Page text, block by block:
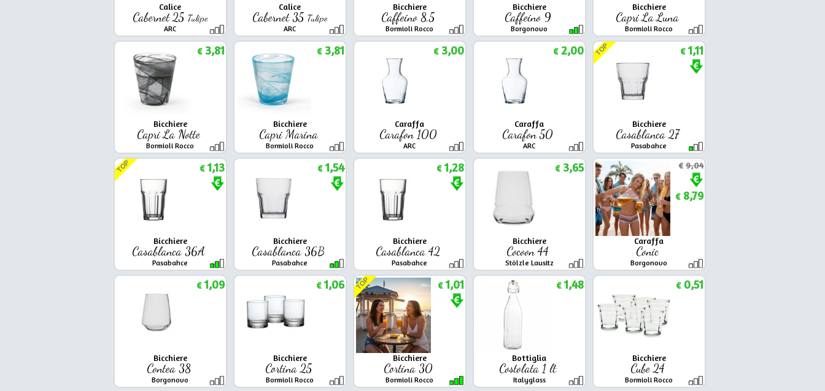
Calice
Cabernet 25 Tulipe
ARC
Calice
Cabernet 35 Tulipe
ARC
Bicchiere
Caffeino 8,5
Bormioli Rocco
Bicchiere
Caffeino 9
Borgonovo
Bicchiere
Capri La Luna
Bormioli Rocco
Bicchiere
Capri La Notte
Bormioli Rocco
€3,81
Bicchiere
Capri Marina
Bormioli Rocco
€3,81
Caraffa
Carafon 100
ARC
€3,00
Caraffa
Carafon 50
ARC
€2,00
Bicchiere
Casablanca 27
Pasabahce
TOP €1,11
Bicchiere
Casablanca 36A
Pasabahce
TOP €1,13
Bicchiere
Casablanca 36B
Pasabahce
€1,54
Bicchiere
Casablanca 42
Pasabahce
€1,28
Bicchiere
Cocoon 44
Stölzle Lausitz
€3,65
Caraffa
Conic
Borgonovo
€9,04
€8,79
Bicchiere
Contea 38
Borgonovo
€1,09
Bicchiere
Cortina 25
Bormioli Rocco
€1,06
Bicchiere
Cortina 30
Bormioli Rocco
TOP €1,01
Bottiglia
Costolata 1 lt
Italyglass
€1,48
Bicchiere
Cube 24
Bormioli Rocco
€0,51